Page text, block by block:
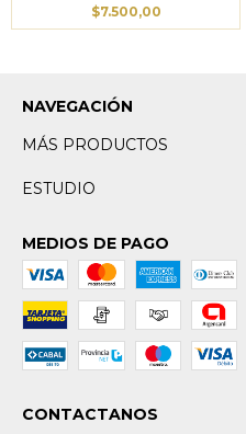
$7.500,00
NAVEGACIÓN
MÁS PRODUCTOS
ESTUDIO
MEDIOS DE PAGO
CONTACTANOS